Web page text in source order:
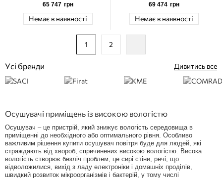
65 747 грн
Немає в наявності
69 474 грн
Немає в наявності
1 2
Усі бренди Дивитись все
Осушувачі приміщень із високою вологістю
Осушувач – це пристрій, який знижує вологість середовища в
приміщенні до необхідного або оптимального рівня. Особливо
важливим рішення купити осушувач повітря буде для людей, які
страждають від хвороб, спричинених високою вологістю. Висока
вологість створює безліч проблем, це сирі стіни, речі, що
відволожилися, вихід з ладу електроніки і домашніх проділів,
швидкий розвиток мікроорганізмів і бактерій, у тому числі